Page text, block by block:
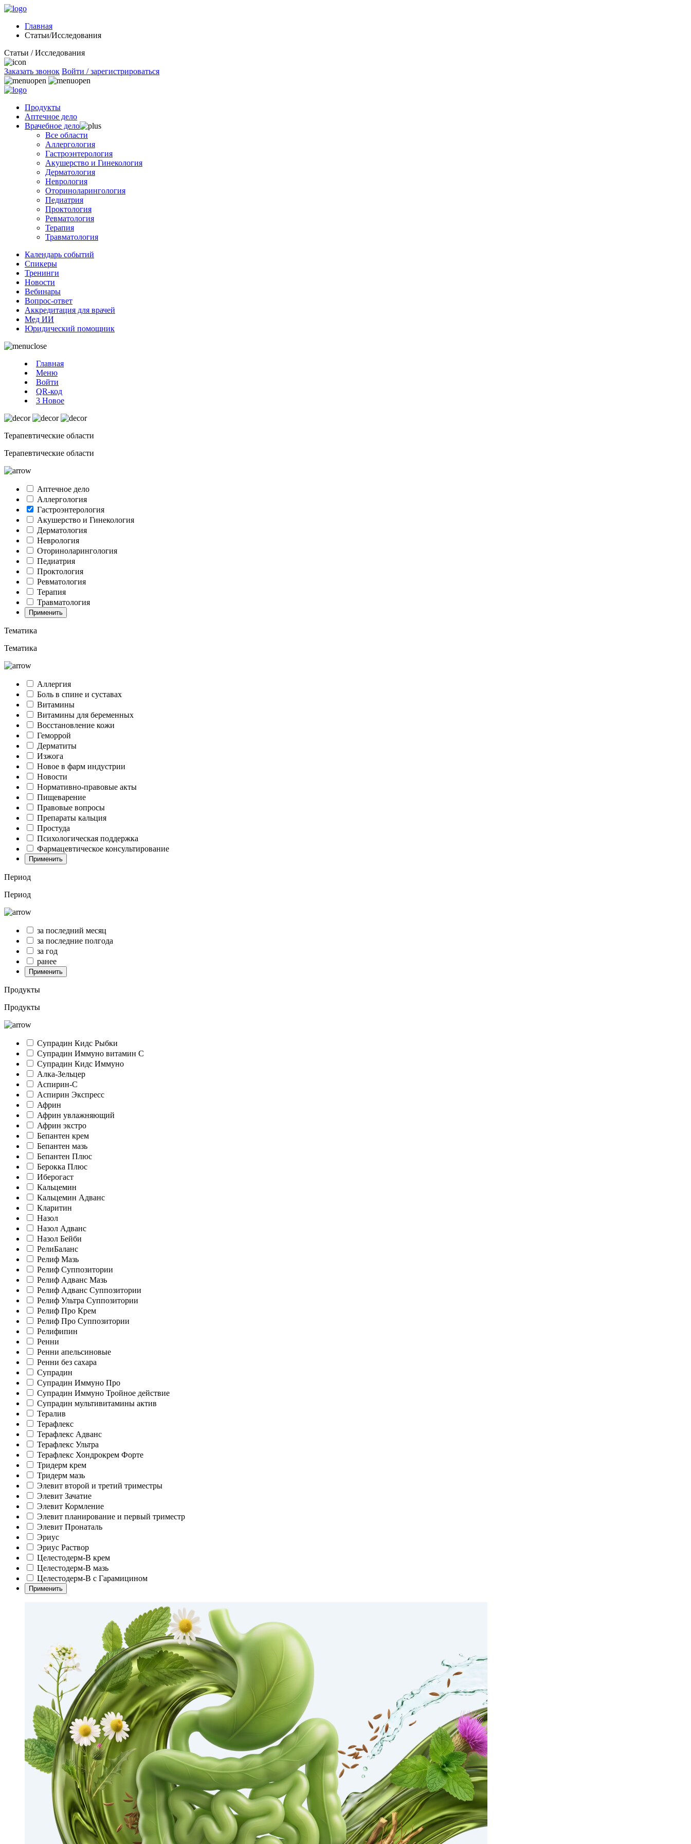
Главная
Статьи/Исследования
Статьи / Исследования
Заказать звонок Войти / зарегистрироваться
Продукты
Аптечное дело
Врачебное дело
Все области
Аллергология
Гастроэнтерология
Акушерство и Гинекология
Дерматология
Неврология
Оториноларингология
Педиатрия
Проктология
Ревматология
Терапия
Травматология
Календарь событий
Спикеры
Тренинги
Новости
Вебинары
Вопрос-ответ
Аккредитация для врачей
Мед ИИ
Юридический помощник
Главная
Меню
Войти
QR-код
3 Новое
Терапевтические области
Терапевтические области
Аптечное дело
Аллергология
Гастроэнтерология
Акушерство и Гинекология
Дерматология
Неврология
Оториноларингология
Педиатрия
Проктология
Ревматология
Терапия
Травматология
Применить
Тематика
Тематика
Аллергия
Боль в спине и суставах
Витамины
Витамины для беременных
Восстановление кожи
Геморрой
Дерматиты
Изжога
Новое в фарм индустрии
Новости
Нормативно-правовые акты
Пищеварение
Правовые вопросы
Препараты кальция
Простуда
Психологическая поддержка
Фармацевтическое консультирование
Применить
Период
Период
за последний месяц
за последние полгода
за год
ранее
Применить
Продукты
Продукты
Супрадин Кидс Рыбки
Супрадин Иммуно витамин С
Супрадин Кидс Иммуно
Алка-Зельцер
Аспирин-C
Аспирин Экспресс
Африн
Африн увлажняющий
Африн экстро
Бепантен крем
Бепантен мазь
Бепантен Плюс
Берокка Плюс
Иберогаст
Кальцемин
Кальцемин Адванс
Кларитин
Назол
Назол Адванс
Назол Бейби
РелиБаланс
Релиф Мазь
Релиф Суппозитории
Релиф Адванс Мазь
Релиф Адванс Суппозитории
Релиф Ультра Суппозитории
Релиф Про Крем
Релиф Про Суппозитории
Релифипин
Ренни
Ренни апельсиновые
Ренни без сахара
Супрадин
Супрадин Иммуно Про
Супрадин Иммуно Тройное действие
Супрадин мультивитамины актив
Тералив
Терафлекс
Терафлекс Адванс
Терафлекс Ультра
Терафлекс Хондрокрем Форте
Тридерм крем
Тридерм мазь
Элевит второй и третий триместры
Элевит Зачатие
Элевит Кормление
Элевит планирование и первый триместр
Элевит Пронаталь
Эриус
Эриус Раствор
Целестодерм-В крем
Целестодерм-В мазь
Целестодерм-В с Гарамицином
Применить